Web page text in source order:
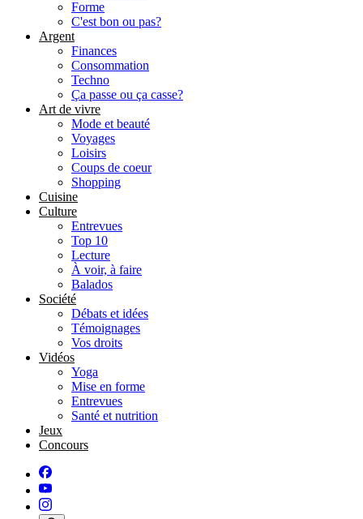
Forme
C'est bon ou pas?
Argent
Finances
Consommation
Techno
Ça passe ou ça casse?
Art de vivre
Mode et beauté
Voyages
Loisirs
Coups de coeur
Shopping
Cuisine
Culture
Entrevues
Top 10
Lecture
À voir, à faire
Balados
Société
Débats et idées
Témoignages
Vos droits
Vidéos
Yoga
Mise en forme
Entrevues
Santé et nutrition
Jeux
Concours